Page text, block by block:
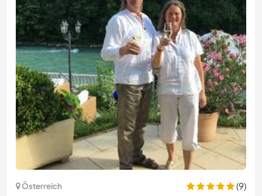
Österreich
(9)